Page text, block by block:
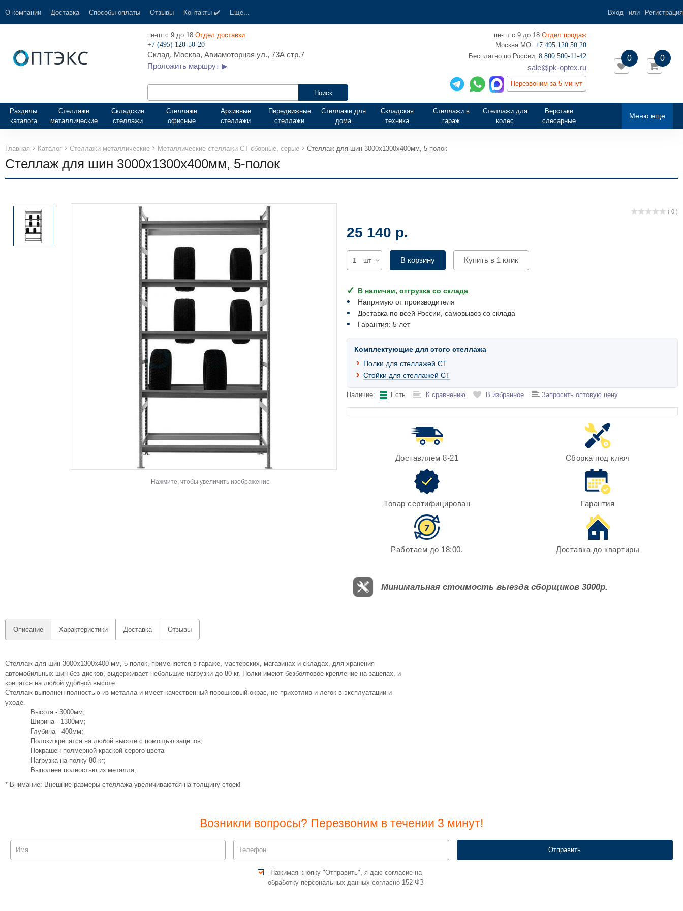
О компании Доставка Способы оплаты Отзывы Контакты ✔️ Еще... Вход или Регистрация
пн-пт с 9 до 18 Отдел доставки
+7 (495) 120-50-20
Склад, Москва, Авиамоторная ул., 73А стр.7
Проложить маршрут ▶
пн-пт с 9 до 18 Отдел продаж
Москва МО: +7 495 120 50 20
‎Бесплатно по России: 8 800 500-11-42
sale@pk-optex.ru
Перезвоним за 5 минут
0
0
Меню еще
Разделы
каталога
Стеллажи
металлические
Складские
стеллажи
Стеллажи
офисные
Архивные
стеллажи
Передвижные
стеллажи
Стеллажи для
дома
Складская
техника
Стеллажи в
гараж
Стеллажи для
колес
Верстаки
слесарные
Главная Каталог Стеллажи металлические Металлические стеллажи СТ сборные, серые Стеллаж для шин 3000х1300х400мм, 5-полок
Стеллаж для шин 3000х1300х400мм, 5-полок
Нажмите, чтобы увеличить изображение
( 0 )
25 140 р.
шт В корзину Купить в 1 клик
В наличии, отгрузка со склада
Напрямую от производителя
Доставка по всей России, самовывоз со склада
Гарантия: 5 лет
Комплектующие для этого стеллажа
Полки для стеллажей СТ
Стойки для стеллажей СТ
Наличие: Есть К сравнению В избранное Запросить оптовую цену
Доставляем 8-21 Сборка под ключ
Товар сертифицирован Гарантия
Работаем до 18:00. Доставка до квартиры
Минимальная стоимость выезда сборщиков 3000р.
Описание Характеристики Доставка Отзывы
Стеллаж для шин 3000х1300х400 мм, 5 полок, применяется в гараже, мастерских, магазинах и складах, для хранения
автомобильных шин без дисков, выдерживает небольшие нагрузки до 80 кг. Полки имеют безболтовое крепление на зацепах, и
крепятся на любой удобной высоте.
Стеллаж выполнен полностью из металла и имеет качественный порошковый окрас, не прихотлив и легок в эксплуатации и
уходе.
Высота - 3000мм;
Ширина - 1300мм;
Глубина - 400мм;
Полоки крепятся на любой высоте с помощью зацепов;
Покрашен полмерной краской серого цвета
Нагрузка на полку 80 кг;
Выполнен полностью из металла;
* Внимание: Внешние размеры стеллажа увеличиваются на толщину стоек!
Возникли вопросы? Перезвоним в течении 3 минут!
Нажимая кнопку "Отправить", я даю согласие на
обработку персональных данных согласно 152-ФЗ